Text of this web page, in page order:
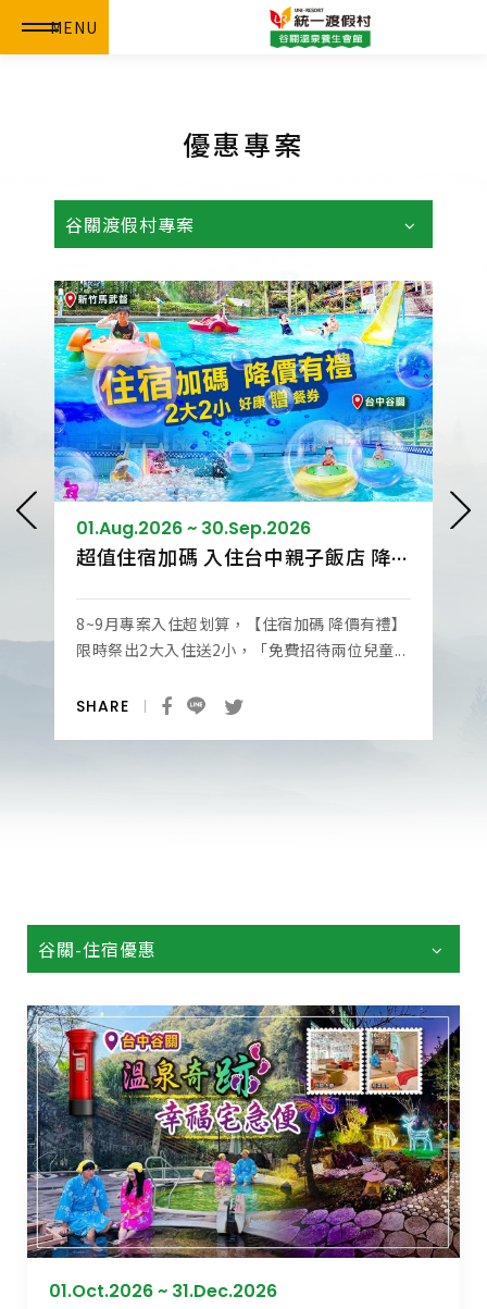
MENU
優惠專案
谷關渡假村專案
01.Aug.2026 ~ 30.Sep.2026
超值住宿加碼 入住台中親子飯店 降價有禮高CP享受
8~9月專案入住超划算，【住宿加碼 降價有禮】
限時祭出2大入住送2小，「免費招待兩位兒童...
SHARE
01.Oct.2026 ~ 31.Dec.2026
谷關-住宿優惠